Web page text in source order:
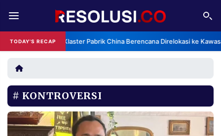
TODAY'S RECAP Klaster Pabrik China Berencana Direlokasi ke
REDAKSI TENTANG
RESOLUSI IKLAN
RUBRIKASI
EDITORIAL AKSARA
FINANSIA PERSONA
KONTROVERSI